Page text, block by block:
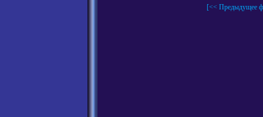
[<< Предыдущее